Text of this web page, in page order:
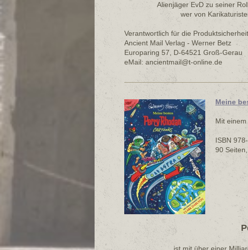
Alienjäger EvD zu seiner
wer von
Verantwortlich für die
Ancient Mail Verlag - Werner Betz
Europaring 57, D-64521 Groß-Gerau
eMail: ancientmail@t-online.de
Meine
Mit
ISBN
90